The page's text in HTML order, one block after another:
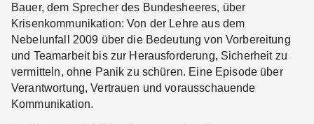
Bauer, dem Sprecher des Bundesheeres, über
Krisenkommunikation: Von der Lehre aus dem
Nebelunfall 2009 über die Bedeutung von Vorbereitung
und Teamarbeit bis zur Herausforderung, Sicherheit zu
vermitteln, ohne Panik zu schüren. Eine Episode über
Verantwortung, Vertrauen und vorausschauende
Kommunikation.